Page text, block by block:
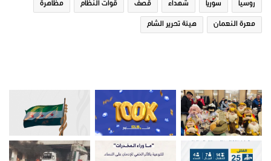
روسيا سوريا شهداء قصف قوات النظام مظاهرة
معرة النعمان هيئة تحرير الشام